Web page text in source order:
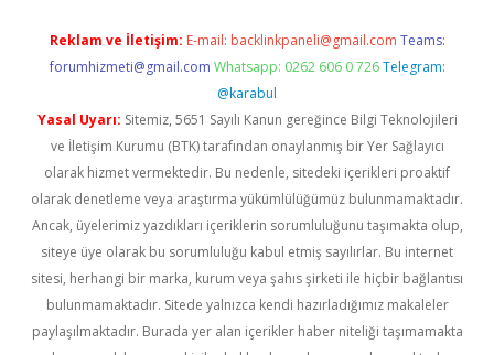
Reklam ve İletişim: E-mail: backlinkpaneli@gmail.com Teams:
forumhizmeti@gmail.com Whatsapp: 0262 606 0 726 Telegram:
@karabul
Yasal Uyarı: Sitemiz, 5651 Sayılı Kanun gereğince Bilgi Teknolojileri
ve İletişim Kurumu (BTK) tarafından onaylanmış bir Yer Sağlayıcı
olarak hizmet vermektedir. Bu nedenle, sitedeki içerikleri proaktif
olarak denetleme veya araştırma yükümlülüğümüz bulunmamaktadır.
Ancak, üyelerimiz yazdıkları içeriklerin sorumluluğunu taşımakta olup,
siteye üye olarak bu sorumluluğu kabul etmiş sayılırlar. Bu internet
sitesi, herhangi bir marka, kurum veya şahıs şirketi ile hiçbir bağlantısı
bulunmamaktadır. Sitede yalnızca kendi hazırladığımız makaleler
paylaşılmaktadır. Burada yer alan içerikler haber niteliği taşımamakta